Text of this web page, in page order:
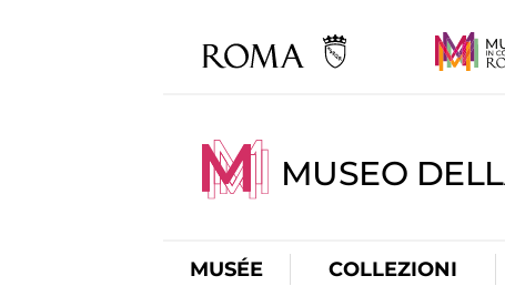
MUSEO
MUSÉE COLLEZIONI